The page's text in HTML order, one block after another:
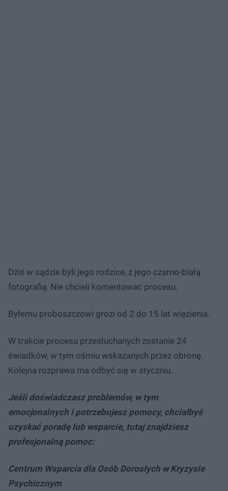
Dziś w sądzie byli jego rodzice, z jego czarno-białą
fotografią. Nie chcieli komentować procesu.
Byłemu proboszczowi grozi od 2 do 15 lat więzienia.
W trakcie procesu przesłuchanych zostanie 24
świadków, w tym ośmiu wskazanych przez obronę.
Kolejna rozprawa ma odbyć się w styczniu.
Jeśli doświadczasz problemów, w tym
emocjonalnych i potrzebujesz pomocy, chciałbyś
uzyskać poradę lub wsparcie, tutaj znajdziesz
profesjonalną pomoc:
Centrum Wsparcia dla Osób Dorosłych w Kryzysie
Psychicznym